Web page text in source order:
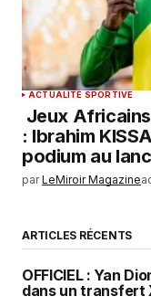
ACTUALITÉ SPORTIVE
Jeux
: Ibrahim
podium au
par LeMiroir Magazine
ARTICLES RÉCENTS
OFFICIEL : Yan
dans un transfert